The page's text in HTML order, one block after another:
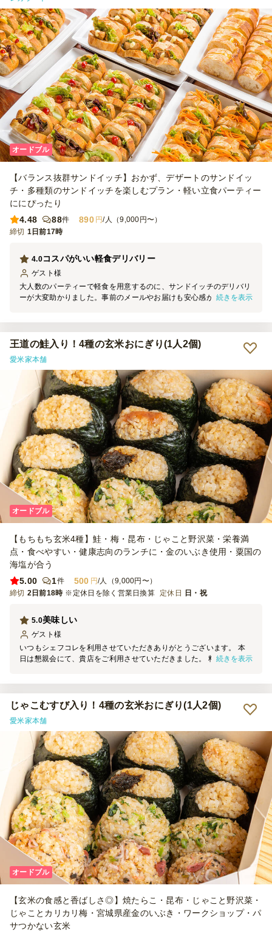
オードブル
【バランス抜群サンドイッチ】おかず、デザートのサンドイッ
チ・多種類のサンドイッチを楽しむプラン・軽い立食パーティー
ににぴったり
4.48
88件 890 円/人（9,000円〜）
締切 1日前17時
コスパがいい軽食デリバリー
4.0
ゲスト 様
大人数のパーティーで軽食を用意するのに、サンドイッチのデリバリ
ーが大変助かりました。事前のメールやお届けも安心感がありました
続きを表示
王道の鮭入り！4種の玄米おにぎり(1人2個)
愛米家本舗
オードブル
【もちもち玄米4種】鮭・梅・昆布・じゃこと野沢菜・栄養満
点・食べやすい・健康志向のランチに・金のいぶき使用・粟国の
海塩が合う
5.00
1件 500 円/人（9,000円〜）
締切 2日前18時 ※定休日を除く営業日換算 定休日 日・祝
美味しい
5.0
ゲスト 様
いつもシェフコレを利用させていただきありがとうございます。 本
日は懇親会にて、貴店をご利用させていただきました。 料理の見た
続きを表示
じゃこむすび入り！4種の玄米おにぎり(1人2個)
愛米家本舗
オードブル
【玄米の食感と香ばしさ◎】焼たらこ・昆布・じゃこと野沢菜・
じゃことカリカリ梅・宮城県産金のいぶき・ワークショップ・パ
サつかない玄米